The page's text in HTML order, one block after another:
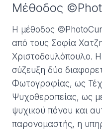
Μέθοδος
Η μέθοδος
από τους Σοφία
Χριστοδουλόπουλο.
σύζευξη δύο
Φωτογραφίας, ως
Ψυχoθεραπείας, ως
ψυχικού πόνου και
παρονομαστής, η